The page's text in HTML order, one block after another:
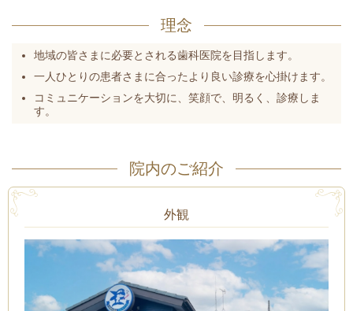
理念
地域の皆さまに必要とされる歯科医院を目指します。
一人ひとりの患者さまに合ったより良い診療を心掛けます。
コミュニケーションを大切に、笑顔で、明るく、診療しま
す。
院内のご紹介
外観